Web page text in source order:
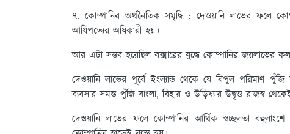
৭. কোম্পানির অর্থনৈতিক সমৃদ্ধি :দেওয়ানি লাভের ফলে
আধিপত্যের অধিকারী হয়।
আর এটা সম্ভব হয়েছিল বক্সারের যুদ্ধে কোম্পানির জয়লাভের
দেওয়ানি লাভের পূর্বে ইংল্যান্ড থেকে যে বিপুল পরিমাণ
ব্যবসার সমস্ত পুঁজি বাংলা, বিহার ও উড়িষ্যার উদ্বৃত্ত রাজস্ব
দেওয়ানি লাভের ফলে কোম্পানির আর্থিক স্বচ্ছলতা